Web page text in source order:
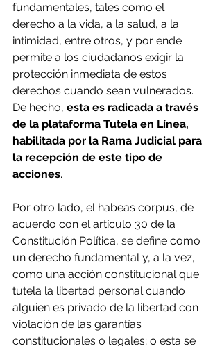
fundamentales, tales como el
derecho a la vida, a la salud, a la
intimidad, entre otros, y por ende
permite a los ciudadanos exigir la
protección inmediata de estos
derechos cuando sean vulnerados.
De hecho, esta es radicada a través
de la plataforma Tutela en Línea,
habilitada por la Rama Judicial para
la recepción de este tipo de
acciones.
Por otro lado, el habeas corpus, de
acuerdo con el artículo 30 de la
Constitución Política, se define como
un derecho fundamental y, a la vez,
como una acción constitucional que
tutela la libertad personal cuando
alguien es privado de la libertad con
violación de las garantías
constitucionales o legales; o esta se